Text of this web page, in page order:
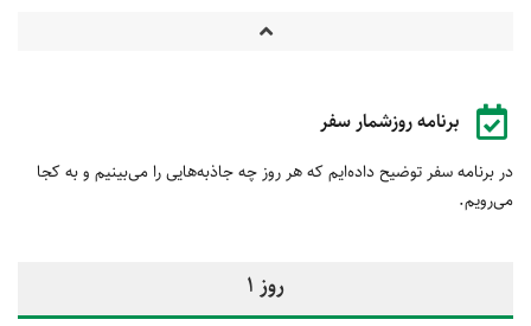
برنامه روزشمار سفر
در برنامه سفر توضیح داده‌ایم که هر روز چه جاذبه‌هایی را می‌بینیم و به کجا
می‌رویم.
روز 1